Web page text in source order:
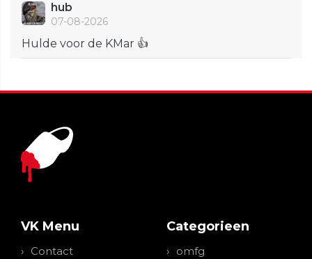
hub
07-08-2026
Hulde voor de KMar 👍
VK Menu
Contact
Categorieen
omfg